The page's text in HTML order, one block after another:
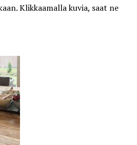
Klikkaamalla kuvia, saat ne